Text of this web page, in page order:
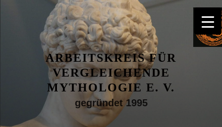
ARBEITSKREIS FÜR
VERGLEICHENDE
MYTHOLOGIE E. V.
gegründet 1995